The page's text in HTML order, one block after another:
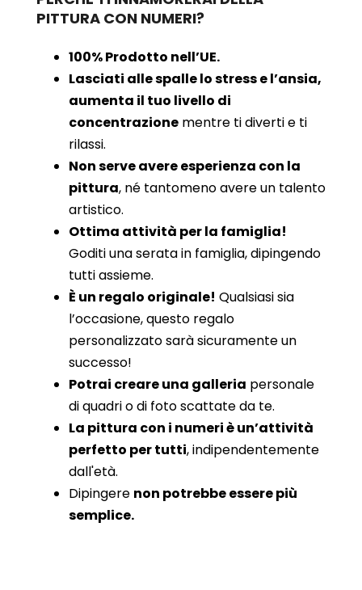
PITTURA CON NUMERI?
100% Prodotto nell’UE.
Lasciati alle spalle lo stress e l’ansia,
aumenta il tuo livello di
concentrazione mentre ti diverti e ti
rilassi.
Non serve avere esperienza con la
pittura, né tantomeno avere un talento
artistico.
Ottima attività per la famiglia!
Goditi una serata in famiglia, dipingendo
tutti assieme.
È un regalo originale! Qualsiasi sia
l’occasione, questo regalo
personalizzato sarà sicuramente un
successo!
Potrai creare una galleria personale
di quadri o di foto scattate da te.
La pittura con i numeri è un’attività
perfetto per tutti, indipendentemente
dall'età.
Dipingere non potrebbe essere più
semplice.